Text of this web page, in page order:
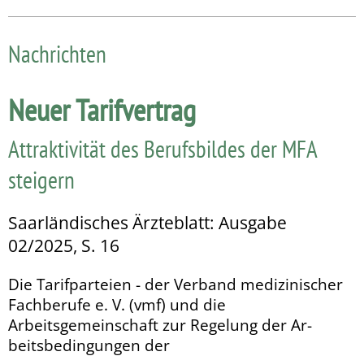
Nachrichten
Neuer Tarifvertrag
Attraktivität des Berufsbildes der MFA
steigern
Saarländisches Ärzteblatt: Ausgabe
02/2025, S. 16
Die Tarifparteien - der Verband medizinischer
Fachberufe e. V. (vmf) und die
Arbeitsgemeinschaft zur Regelung der Ar­­
beitsbedingungen der